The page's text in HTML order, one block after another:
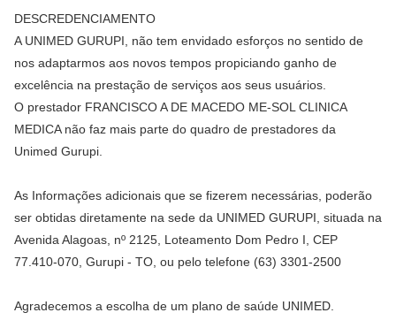
DESCREDENCIAMENTO
A UNIMED GURUPI, não tem envidado esforços no sentido de
nos adaptarmos aos novos tempos propiciando ganho de
excelência na prestação de serviços aos seus usuários.
O prestador FRANCISCO A DE MACEDO ME-SOL CLINICA
MEDICA não faz mais parte do quadro de prestadores da
Unimed Gurupi.
As Informações adicionais que se fizerem necessárias, poderão
ser obtidas diretamente na sede da UNIMED GURUPI, situada na
Avenida Alagoas, nº 2125, Loteamento Dom Pedro I, CEP
77.410-070, Gurupi - TO, ou pelo telefone (63) 3301-2500
Agradecemos a escolha de um plano de saúde UNIMED.